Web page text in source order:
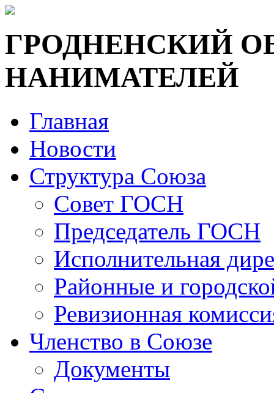
ГРОДНЕНСКИЙ
НАНИМАТЕЛЕЙ
Главная
Новости
Структура Союза
Совет ГОСН
Председатель ГОСН
Исполнительная
Районные и
Ревизионная
Членство в Союзе
Документы